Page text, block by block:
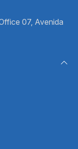
07, Avenida